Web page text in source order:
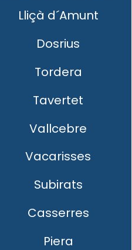
Lliçà d´Amunt
Dosrius
Tordera
Tavertet
Vallcebre
Vacarisses
Subirats
Casserres
Piera